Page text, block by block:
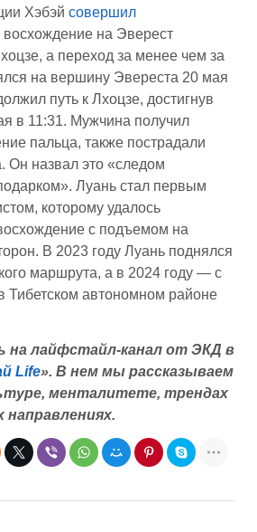
Хэбэй совершил
восхождение на Эверест
а переход за менее чем за
на вершину Эвереста 20 мая
путь к Лхоцзе, достигнув
в 11:31. Мужчина получил
пальца, также пострадали
Он назвал это «следом
Луань стал первым
которому удалось
с подъемом на
В 2023 году Луань поднялся
маршрута, а в 2024 году — с
Тибетском автономном районе
на лайфстайл-канал от ЭКД в
Life». В нем мы рассказываем
менталитете, трендах
направлениях.